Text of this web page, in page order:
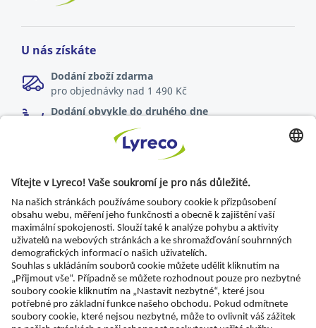
U nás získáte
Dodání zboží zdarma
pro objednávky nad 1 490 Kč
Dodání obvykle do druhého dne
online objednávky zadané do 17:00
Možnost vrácení zboží
Specialista pro každé pracoviště
Nejnovější zprávy a rady odborníků
Objevte Lyreco řešení pro ekologičtější pracoviště
© Lyreco 2026 | Dodáváme výhradně firmám a